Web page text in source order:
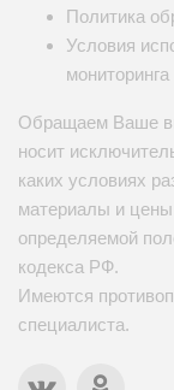
Политика
Условия
Обращаем Ваше
носит
каких условиях
материалы и
определяемой
кодекса РФ.
Имеются
специалиста.